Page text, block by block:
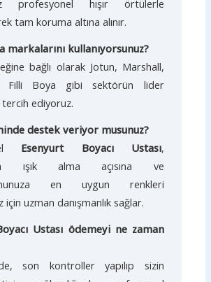
profesyonel hışır örtülerle
tam koruma altına alınır.
markalarını kullanıyorsunuz?
bağlı olarak Jotun, Marshall,
Filli Boya gibi sektörün lider
tercih ediyoruz.
destek veriyor musunuz?
Esenyurt Boyacı Ustası,
ışık alma açısına ve
en uygun renkleri
için uzman danışmanlık sağlar.
Ustası ödemeyi ne zaman
son kontroller yapılıp sizin